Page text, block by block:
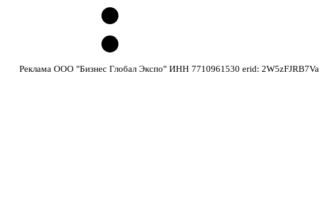
Реклама ООО "Бизнес Глобал Экспо" ИНН 7710961530 erid: 2W5zFJRB7Va